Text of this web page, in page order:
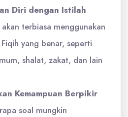
Diri dengan Istilah
akan terbiasa menggunakan
yang benar, seperti
shalat, zakat, dan lain
Kemampuan Berpikir
soal mungkin